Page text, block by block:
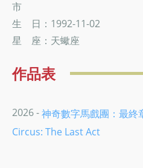
市
生 日：1992-11-02
星 座：天蠍座
作品表
2026 -神奇數字馬戲團：最
Circus: The Last Act